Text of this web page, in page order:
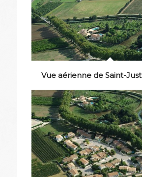
Vue aérienne de Saint-Just